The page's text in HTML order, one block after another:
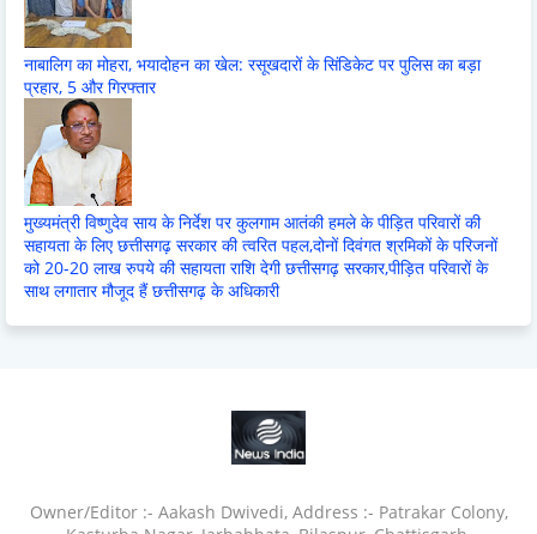
नाबालिग का मोहरा, भयादोहन का खेल: रसूखदारों के सिंडिकेट पर पुलिस का बड़ा
प्रहार, 5 और गिरफ्तार
मुख्यमंत्री विष्णुदेव साय के निर्देश पर कुलगाम आतंकी हमले के पीड़ित परिवारों की
सहायता के लिए छत्तीसगढ़ सरकार की त्वरित पहल,दोनों दिवंगत श्रमिकों के परिजनों
को 20-20 लाख रुपये की सहायता राशि देगी छत्तीसगढ़ सरकार,पीड़ित परिवारों के
साथ लगातार मौजूद हैं छत्तीसगढ़ के अधिकारी
Owner/Editor :- Aakash Dwivedi, Address :- Patrakar Colony,